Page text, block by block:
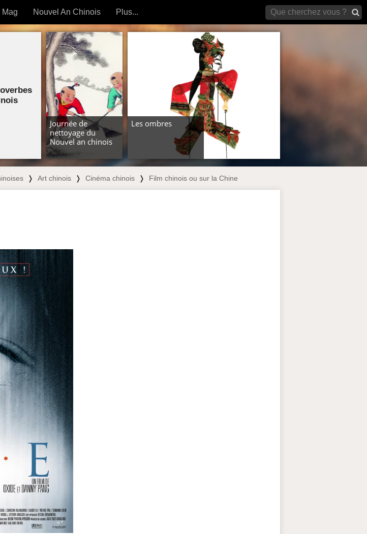
Mag Nouvel An Chinois Plus...
Forum (archives)
Journée de
nettoyage du
Nouvel an chinois
Les ombres
❭ Art chinois ❭ Cinéma chinois ❭ Film chinois ou sur la Chine